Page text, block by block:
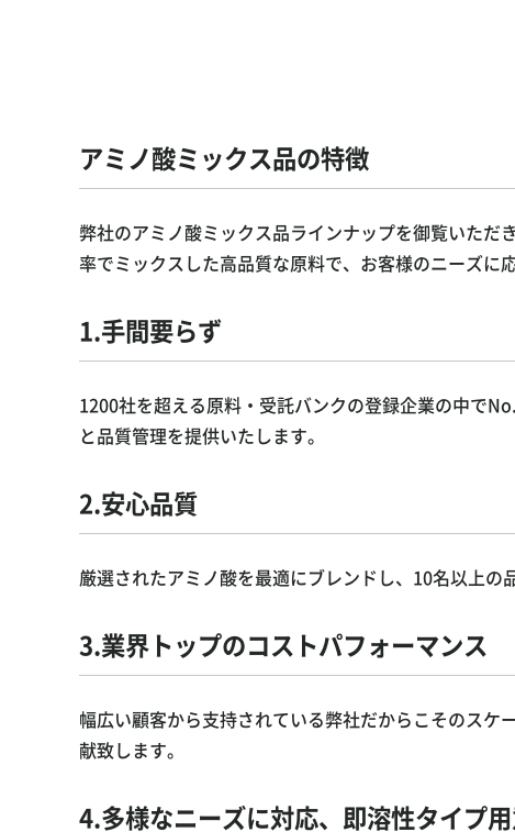
アミノ酸ミックス品の特徴
弊社のアミノ酸ミックス品ラインナップを御覧いただ
率でミックスした高品質な原料で、お客様のニーズに
1.手間要らず
1200社を超える原料・受託バンクの登録企業の中で
と品質管理を提供いたします。
2.安心品質
厳選されたアミノ酸を最適にブレンドし、10名以上の
3.業界トップのコストパフォーマンス
幅広い顧客から支持されている弊社だからこそのスケ
献致します。
4.多様なニーズに対応、即溶性タイプ